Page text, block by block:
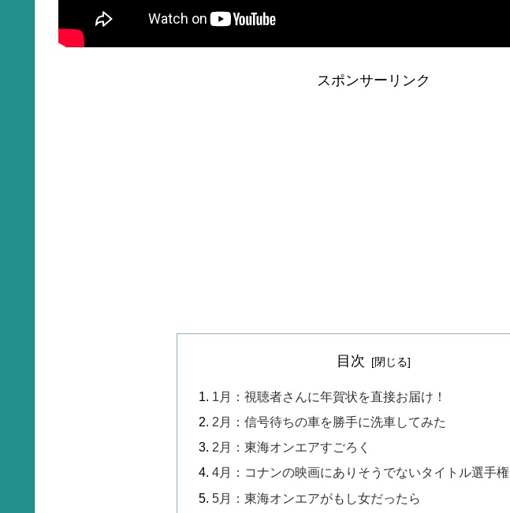
スポンサーリンク
目次
1月：視聴者さんに年賀状を直接お届け！
2月：信号待ちの車を勝手に洗車してみた
2月：東海オンエアすごろく
4月：コナンの映画にありそうでないタイトル選手権
5月：東海オンエアがもし女だったら